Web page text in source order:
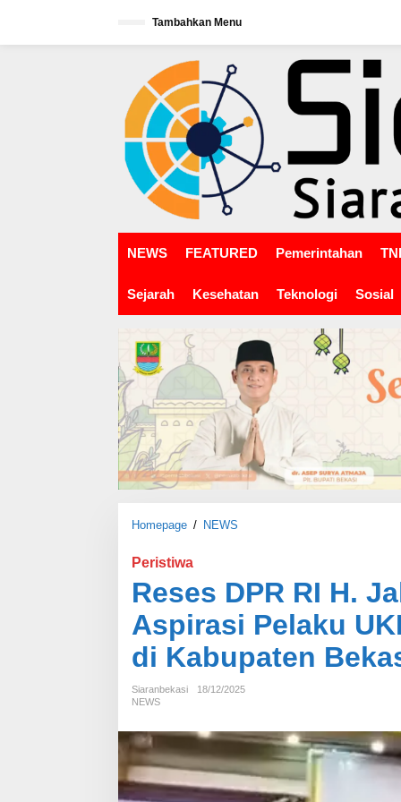
w
Tambahkan Menu
NEWS FEATURED Pemerintahan
Sejarah Kesehatan Teknologi Sosial
Homepage / NEWS
s
R
H
J
a
l
a
Peristiwa
Reses DPR RI H.
Aspirasi Pelaku
di Kabupaten
Siaranbekasi
18/12/2025
NEWS